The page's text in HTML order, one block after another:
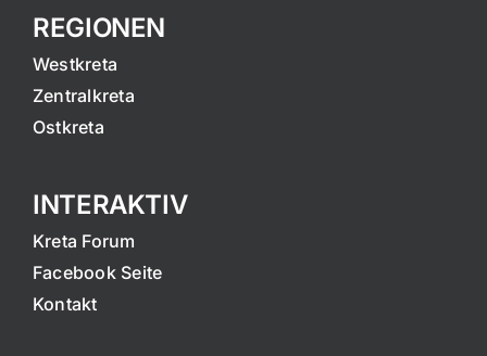
REGIONEN
Westkreta
Zentralkreta
Ostkreta
INTERAKTIV
Kreta Forum
Facebook Seite
Kontakt